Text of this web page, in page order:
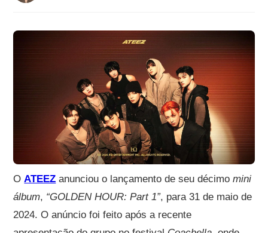
OATEEZ anunciou o lançamento de seu décimomini
álbum, “GOLDEN HOUR: Part 1”, para 31 de maio de
2024. O anúncio foi feito após a recente